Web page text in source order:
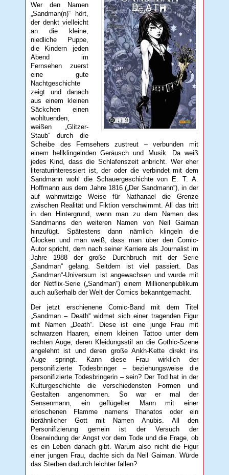
Wer den Namen
„Sandman(n)“ hört,
der denkt vielleicht
an die kleine,
niedliche Puppe,
die Kindern jeden
Abend im
Fernsehen zuerst
eine gute
Nachtgeschichte
zeigt und danach
aus einem kleinen
Säckchen einen
wohltuenden,
weißen „Glitzer-
Staub“ durch die
Scheibe des Fernsehers zustreut – verbunden mit
einem hellklingelnden Geräusch und Musik. Da weiß
jedes Kind, dass die Schlafenszeit anbricht. Wer eher
literaturinteressiert ist, der oder die verbindet mit dem
Sandmann wohl die Schauergeschichte von E. T. A.
Hoffmann aus dem Jahre 1816 („Der Sandmann“), in der
auf wahnwitzige Weise für Nathanael die Grenze
zwischen Realität und Fiktion verschwimmt. All das tritt
in den Hintergrund, wenn man zu dem Namen des
Sandmanns den weiteren Namen von Neil Gaiman
hinzufügt. Spätestens dann nämlich klingeln die
Glocken und man weiß, dass man über den Comic-
Autor spricht, dem nach seiner Karriere als Journalist im
Jahre 1988 der große Durchbruch mit der Serie
„Sandman“ gelang. Seitdem ist viel passiert. Das
„Sandman“-Universum ist angewachsen und wurde mit
der Netflix-Serie („Sandman“) einem Millionenpublikum
auch außerhalb der Welt der Comics bekanntgemacht.
Der jetzt erschienene Comic-Band mit dem Titel
„Sandman – Death“ widmet sich einer tragenden Figur
mit Namen „Death“. Diese ist eine junge Frau mit
schwarzen Haaren, einem kleinen Tattoo unter dem
rechten Auge, deren Kleidungsstil an die Gothic-Szene
angelehnt ist und deren große Ankh-Kette direkt ins
Auge springt. Kann diese Frau wirklich der
personifizierte Todesbringer – beziehungsweise die
personifizierte Todesbringerin – sein? Der Tod hat in der
Kulturgeschichte die verschiedensten Formen und
Gestalten angenommen. So war er mal der
Sensenmann, ein geflügelter Mann mit einer
erloschenen Flamme namens Thanatos oder ein
tierähnlicher Gott mit Namen Anubis. All den
Personifizierung gemein ist der Versuch der
Überwindung der Angst vor dem Tode und die Frage, ob
es ein Leben danach gibt. Warum also nicht die Figur
einer jungen Frau, dachte sich da Neil Gaiman. Würde
das Sterben dadurch leichter fallen?